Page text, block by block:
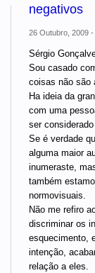
negativos
26 Outubro, 2009 -
Sérgio
Sou casado
coisas não são
Ha ideia da
com uma
ser
Se é verdade
alguma maior
inumeraste,
também
normovisuais.
Não me refiro
discriminar os
esquecimento,
intenção,
relação a eles.